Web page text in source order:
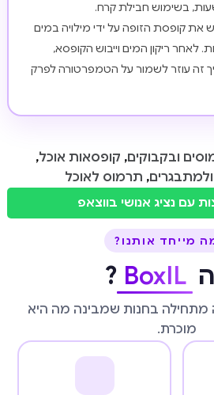
קופסת הזופה על ידי מילויה במים
ריקון המים וייבוש הקופסא,
זה עוזר לשמור על הטמפרטורה לפרק
ובקבוקים, קופסאות אוכל,
, תרמוס לאוכל
עם נציג אנושי בווצאפ
מייחד אותנו?
BoxIL
?
מתחילה בחנות שמבינה מה היא
מוכרת.